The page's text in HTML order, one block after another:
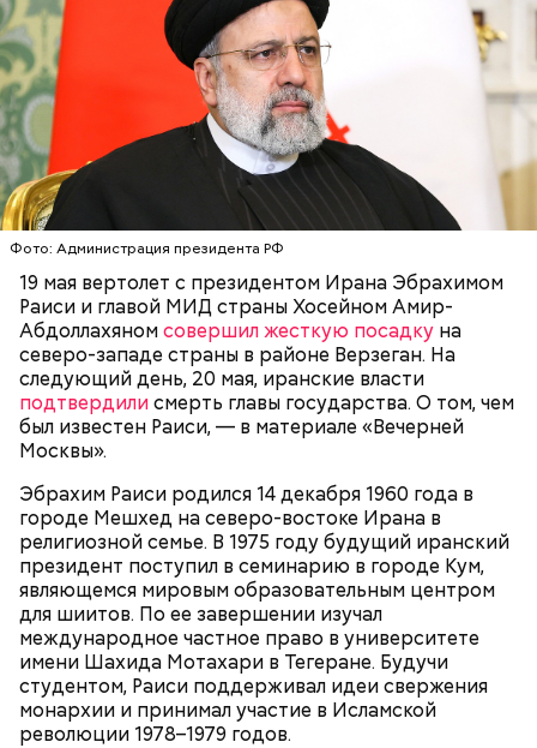
Фото: Администрация президента РФ
19 мая вертолет с президентом Ирана Эбрахимом
Раиси и главой МИД страны Хосейном Амир-
Абдоллахяномсовершил жесткую посадку на
северо-западе страны в районе Верзеган. На
следующий день, 20 мая, иранские власти
подтвердилисмерть главы государства. О том, чем
был известен Раиси, — в материале «Вечерней
Москвы».
Эбрахим Раиси родился 14 декабря 1960 года в
городе Мешхед на северо-востоке Ирана в
религиозной семье. В 1975 году будущий иранский
президент поступил в семинарию в городе Кум,
являющемся мировым образовательным центром
для шиитов. По ее завершении изучал
международное частное право в университете
имени Шахида Мотахари в Тегеране. Будучи
студентом, Раиси поддерживал идеи свержения
монархии и принимал участие в Исламской
революции 1978–1979 годов.
шансов выжить, если он окажется на пути у акулы.
Ни один метод и способ защиты или обороны в
стрессовой ситуации не помогает, ведь у морского
обитателя больше преимуществ в воде как по
выносливости, так и по силе.
Акулы — опасные хищные рыбы, которые в
последние годы очень активно нападают на
туристов в курортных зонах. «Вечерняя Москва»
решила вспомнить
топ-5 самых страшных случаев.
— Таких деревень много, их 95 в заповеднике. Это
вообще отдельный объект исследования, —
заметил он.
Бабич полагает, что зону отчуждения и ее
окрестности нужно развивать: